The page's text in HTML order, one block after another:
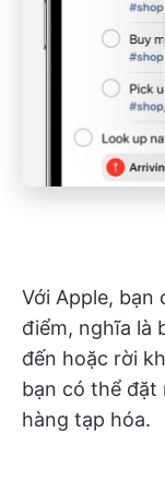
Với Apple,
điểm, nghĩa là
đến hoặc rời
bạn có thể đặt
hàng tạp hóa.